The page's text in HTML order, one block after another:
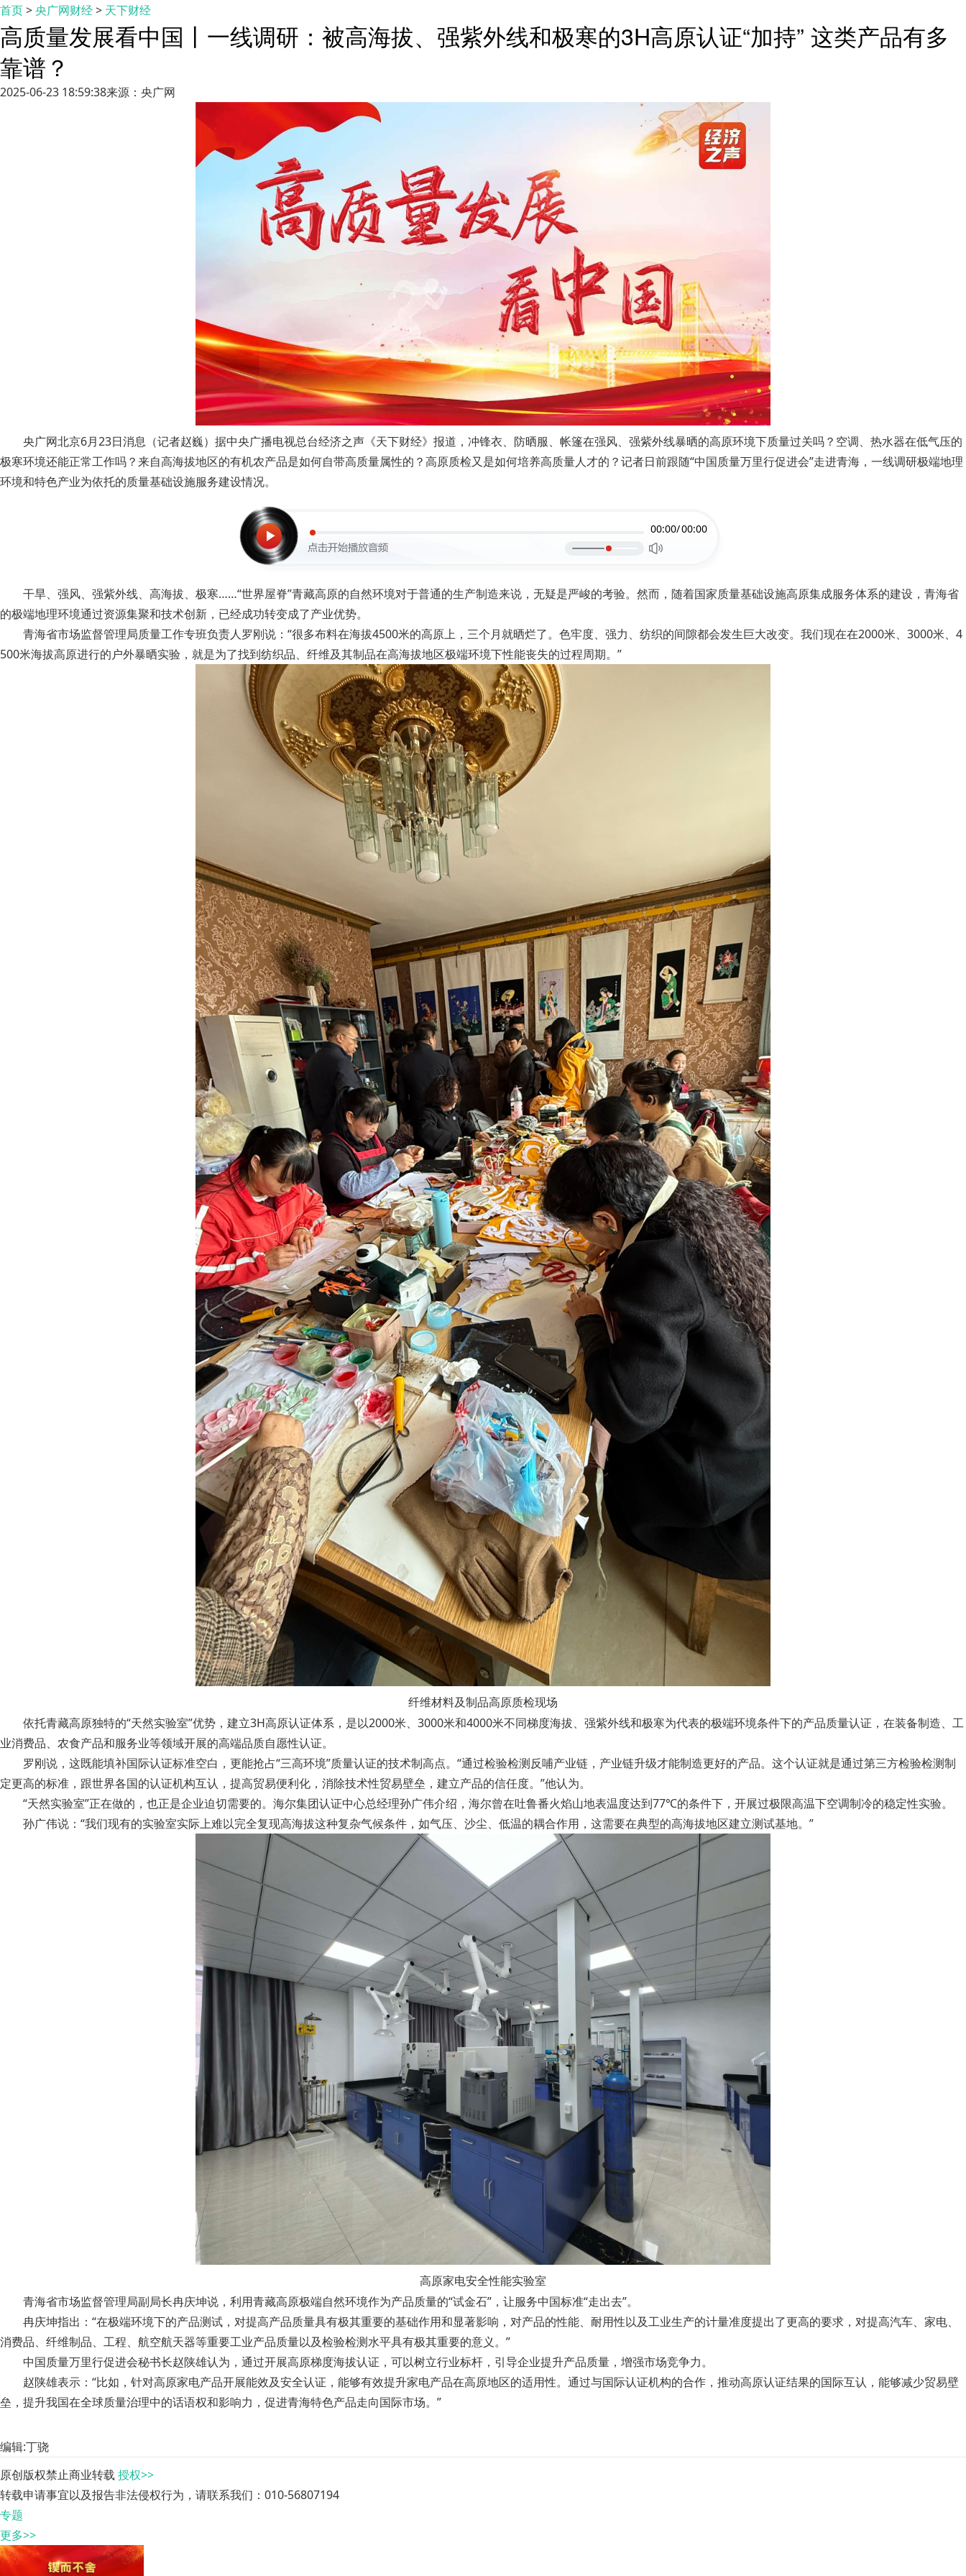
首页>央广网财经> 天下财经
高质量发展看中国丨一线调研：被高海拔、强紫外线和极寒的3H高原认证“加持” 这类产品有多
靠谱？
2025-06-23 18:59:38来源：央广网
央广网北京6月23日消息（记者赵巍）据中央广播电视总台经济之声《天下财经》报道，冲锋衣、防晒服、帐篷在强风、强紫外线暴晒的高原环境下质量过关吗？空调、热水器在低气压的
极寒环境还能正常工作吗？来自高海拔地区的有机农产品是如何自带高质量属性的？高原质检又是如何培养高质量人才的？记者日前跟随“中国质量万里行促进会”走进青海，一线调研极端地理
环境和特色产业为依托的质量基础设施服务建设情况。
00:00/00:00
干旱、强风、强紫外线、高海拔、极寒……“世界屋脊”青藏高原的自然环境对于普通的生产制造来说，无疑是严峻的考验。然而，随着国家质量基础设施高原集成服务体系的建设，青海省
的极端地理环境通过资源集聚和技术创新，已经成功转变成了产业优势。
青海省市场监督管理局质量工作专班负责人罗刚说：“很多布料在海拔4500米的高原上，三个月就晒烂了。色牢度、强力、纺织的间隙都会发生巨大改变。我们现在在2000米、3000米、4
500米海拔高原进行的户外暴晒实验，就是为了找到纺织品、纤维及其制品在高海拔地区极端环境下性能丧失的过程周期。”
纤维材料及制品高原质检现场
依托青藏高原独特的“天然实验室”优势，建立3H高原认证体系，是以2000米、3000米和4000米不同梯度海拔、强紫外线和极寒为代表的极端环境条件下的产品质量认证，在装备制造、工
业消费品、农食产品和服务业等领域开展的高端品质自愿性认证。
罗刚说，这既能填补国际认证标准空白，更能抢占“三高环境”质量认证的技术制高点。“通过检验检测反哺产业链，产业链升级才能制造更好的产品。这个认证就是通过第三方检验检测制
定更高的标准，跟世界各国的认证机构互认，提高贸易便利化，消除技术性贸易壁垒，建立产品的信任度。”他认为。
“天然实验室”正在做的，也正是企业迫切需要的。海尔集团认证中心总经理孙广伟介绍，海尔曾在吐鲁番火焰山地表温度达到77℃的条件下，开展过极限高温下空调制冷的稳定性实验。
孙广伟说：“我们现有的实验室实际上难以完全复现高海拔这种复杂气候条件，如气压、沙尘、低温的耦合作用，这需要在典型的高海拔地区建立测试基地。”
高原家电安全性能实验室
青海省市场监督管理局副局长冉庆坤说，利用青藏高原极端自然环境作为产品质量的“试金石”，让服务中国标准“走出去”。
冉庆坤指出：“在极端环境下的产品测试，对提高产品质量具有极其重要的基础作用和显著影响，对产品的性能、耐用性以及工业生产的计量准度提出了更高的要求，对提高汽车、家电、
消费品、纤维制品、工程、航空航天器等重要工业产品质量以及检验检测水平具有极其重要的意义。”
中国质量万里行促进会秘书长赵陕雄认为，通过开展高原梯度海拔认证，可以树立行业标杆，引导企业提升产品质量，增强市场竞争力。
赵陕雄表示：“比如，针对高原家电产品开展能效及安全认证，能够有效提升家电产品在高原地区的适用性。通过与国际认证机构的合作，推动高原认证结果的国际互认，能够减少贸易壁
垒，提升我国在全球质量治理中的话语权和影响力，促进青海特色产品走向国际市场。”
编辑:丁骁
原创版权禁止商业转载 授权>>
转载申请事宜以及报告非法侵权行为，请联系我们：010-56807194
专题
更多>>